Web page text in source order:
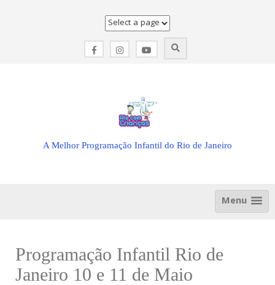
A Melhor Programação Infantil do Rio de Janeiro
Menu
Programação Infantil Rio de
Janeiro 10 e 11 de Maio